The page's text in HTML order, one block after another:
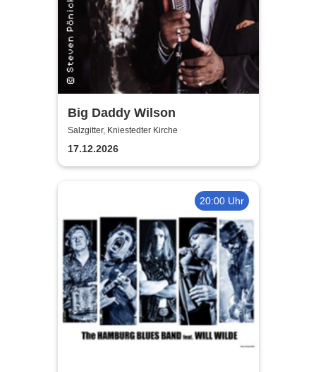
Big Daddy Wilson
Salzgitter, Kniestedter Kirche
17.12.2026
20:00 Uhr